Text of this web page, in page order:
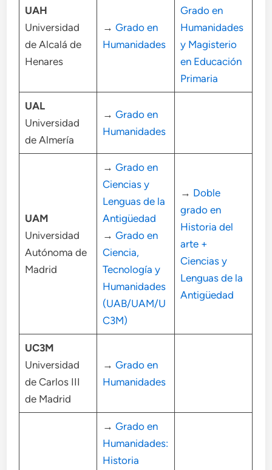
UAH
Universidad
de Alcalá de
Henares
→ Grado en
Humanidades
Grado en
Humanidades
y Magisterio
en Educación
Primaria
UAL
Universidad
de Almería
→ Grado en
Humanidades
UAM
Universidad
Autónoma de
Madrid
→ Grado en
Ciencias y
Lenguas de la
Antigüedad
→ Grado en
Ciencia,
Tecnología y
Humanidades
(UAB/UAM/U
C3M)
→ Doble
grado en
Historia del
arte +
Ciencias y
Lenguas de la
Antigüedad
UC3M
Universidad
de Carlos III
de Madrid
→ Grado en
Humanidades
→ Grado en
Humanidades:
Historia